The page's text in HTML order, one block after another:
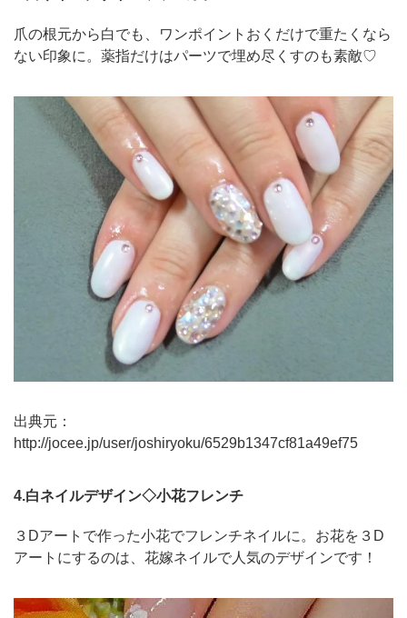
爪の根元から白でも、ワンポイントおくだけで重たくなら
ない印象に。薬指だけはパーツで埋め尽くすのも素敵♡
出典元：
http://jocee.jp/user/joshiryoku/6529b1347cf81a49ef75
4.白ネイルデザイン◇小花フレンチ
３Dアートで作った小花でフレンチネイルに。お花を３D
アートにするのは、花嫁ネイルで人気のデザインです！